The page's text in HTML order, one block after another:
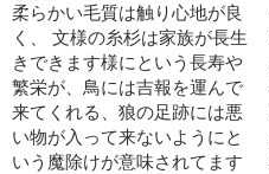
柔らかい毛質は触り心地が良
く、 文様の糸杉は家族が長生
きできます様にという長寿や
繁栄が、鳥には吉報を運んで
来てくれる、狼の足跡には悪
い物が入って来ないようにと
いう魔除けが意味されてます